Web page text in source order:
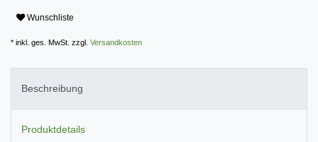
Wunschliste
* inkl. ges. MwSt. zzgl. Versandkosten
Beschreibung
Produktdetails